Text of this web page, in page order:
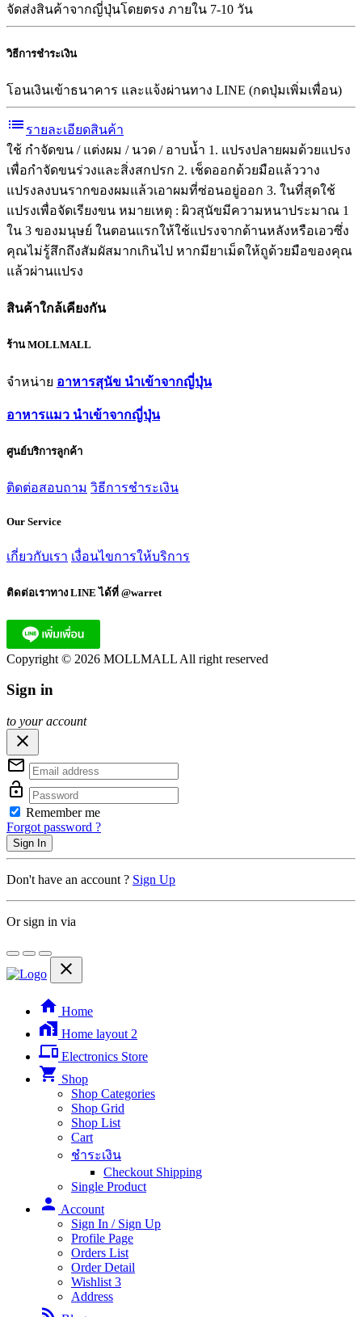
จัดส่งสินค้าจากญี่ปุ่นโดยตรง ภายใน 7-10 วัน
วิธีการชำระเงิน
โอนเงินเข้าธนาคาร และแจ้งผ่านทาง LINE (กดปุ่มเพิ่มเพื่อน)
list รายละเอียดสินค้า
ใช้ กำจัดขน / แต่งผม / นวด / อาบน้ำ 1. แปรงปลายผมด้วยแปรง
เพื่อกำจัดขนร่วงและสิ่งสกปรก 2. เช็ดออกด้วยมือแล้ววาง
แปรงลงบนรากของผมแล้วเอาผมที่ซ่อนอยู่ออก 3. ในที่สุดใช้
แปรงเพื่อจัดเรียงขน หมายเหตุ : ผิวสุนัขมีความหนาประมาณ 1
ใน 3 ของมนุษย์ ในตอนแรกให้ใช้แปรงจากด้านหลังหรือเอวซึ่ง
คุณไม่รู้สึกถึงสัมผัสมากเกินไป หากมียาเม็ดให้ถูด้วยมือของคุณ
แล้วผ่านแปรง
สินค้าใกล้เคียงกัน
ร้าน MOLLMALL
จำหน่าย อาหารสุนัข นำเข้าจากญี่ปุ่น
อาหารแมว นำเข้าจากญี่ปุ่น
ศูนย์บริการลูกค้า
ติดต่อสอบถาม วิธีการชำระเงิน
Our Service
เกี่ยวกับเรา เงื่อนไขการให้บริการ
ติดต่อเราทาง LINE ได้ที่ @warret
Copyright © 2026 MOLLMALL All right reserved
Sign in
to your account
close
mail_outline
lock_open
Remember me
Forgot password ?
Sign In
Don't have an account ? Sign Up
Or sign in via
close
home Home
home_work Home layout 2
phonelink Electronics Store
shopping_cart Shop
Shop Categories
Shop Grid
Shop List
Cart
ชำระเงิน
Checkout Shipping
Single Product
person Account
Sign In / Sign Up
Profile Page
Orders List
Order Detail
Wishlist 3
Address